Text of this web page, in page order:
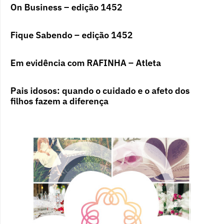
On Business – edição 1452
Fique Sabendo – edição 1452
Em evidência com RAFINHA – Atleta
Pais idosos: quando o cuidado e o afeto dos
filhos fazem a diferença